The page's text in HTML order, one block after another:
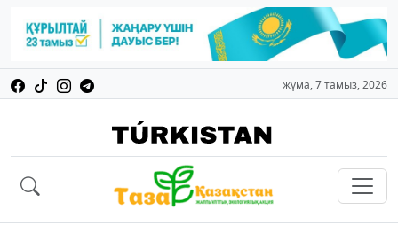
жұма, 7 тамыз, 2026